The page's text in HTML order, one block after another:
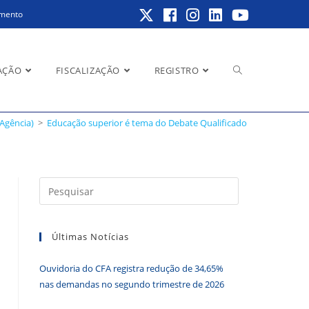
FISCALIZAÇÃO REGISTRO Alternar
do
> Educação superior é tema do Debate Qualificado
a
Últimas Notícias
Ouvidoria do CFA registra redução de 34,65%
nas demandas no segundo trimestre de 2026